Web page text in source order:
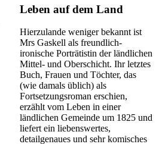
Leben auf dem Land
Hierzulande weniger bekannt ist
Mrs Gaskell als freundlich-
ironische Porträtistin der ländlichen
Mittel- und Oberschicht. Ihr letztes
Buch, Frauen und Töchter, das
(wie damals üblich) als
Fortsetzungsroman erschien,
erzählt vom Leben in einer
ländlichen Gemeinde um 1825 und
liefert ein liebenswertes,
detailgenaues und sehr komisches